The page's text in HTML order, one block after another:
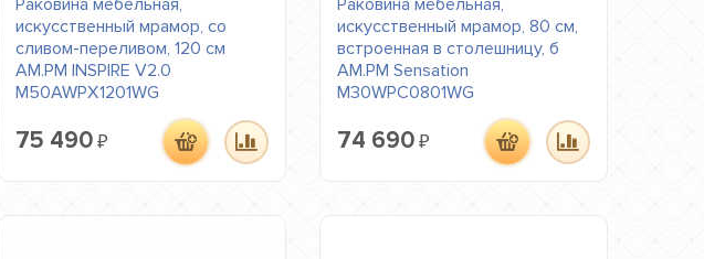
искусственный мрамор, со
сливом-переливом, 120 см
AM.PM INSPIRE V2.0
M50AWPX1201WG
75 490 ₽
искусственный мрамор, 80 см,
встроенная в столешницу, б
AM.PM Sensation
M30WPC0801WG
74 690 ₽